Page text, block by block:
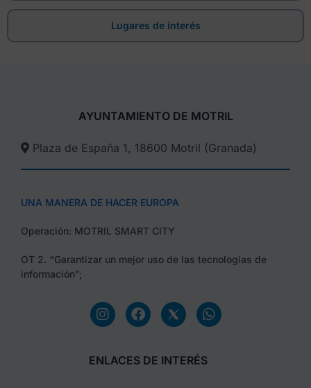
Lugares de interés
AYUNTAMIENTO DE MOTRIL
Plaza de España 1, 18600 Motril (Granada)​
UNA MANERA DE HACER EUROPA
Operación: MOTRIL SMART CITY
OT 2. “Garantizar un mejor uso de las tecnologías de
información”;
ENLACES DE INTERÉS